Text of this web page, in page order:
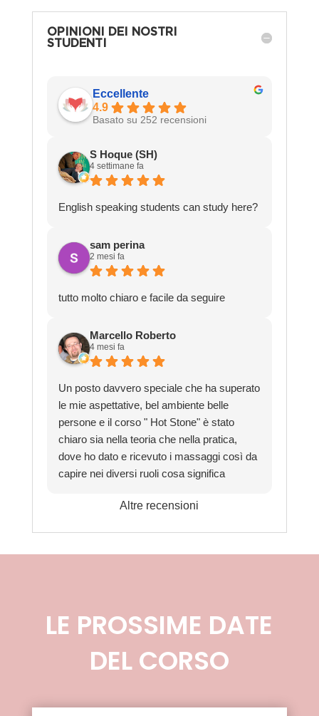
OPINIONI DEI NOSTRI
STUDENTI
Eccellente
4.9
Basato su 252 recensioni
S Hoque (SH)
4 settimane fa
English speaking students can study here?
sam perina
2 mesi fa
tutto molto chiaro e facile da seguire
Marcello Roberto
4 mesi fa
Un posto davvero speciale che ha superato
le mie aspettative, bel ambiente belle
persone e il corso " Hot Stone" è stato
chiaro sia nella teoria che nella pratica,
dove ho dato e ricevuto i massaggi così da
capire nei diversi ruoli cosa significa
Grazie davvero per la bella esperienza.
Altre recensioni
LE PROSSIME DATE
DEL CORSO